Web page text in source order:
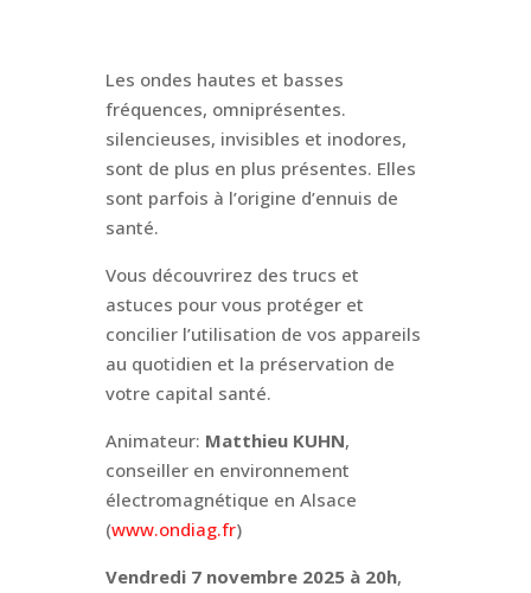
Les ondes hautes et basses
fréquences, omniprésentes.
silencieuses, invisibles et inodores,
sont de plus en plus présentes. Elles
sont parfois à l’origine d’ennuis de
santé.
Vous découvrirez des trucs et
astuces pour vous protéger et
concilier l’utilisation de vos appareils
au quotidien et la préservation de
votre capital santé.
Animateur: Matthieu KUHN,
conseiller en environnement
électromagnétique en Alsace
(www.ondiag.fr)
Vendredi 7 novembre 2025 à 20h,